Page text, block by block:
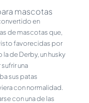
mascotas
en
de mascotas que,
favorecidas por
de Derby, un husky
una
sus patas
con normalidad.
con una de las